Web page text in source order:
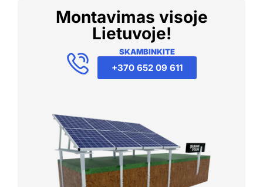
Montavimas visoje
Lietuvoje!
SKAMBINKITE
+370 652 09 611